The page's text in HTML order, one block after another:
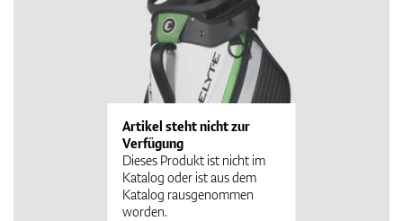
Marken
Golfschläger
Bekleidung
Artikel steht nicht zur
Verfügung
Dieses Produkt ist nicht im
Katalog oder ist aus dem
Katalog rausgenommen
worden.